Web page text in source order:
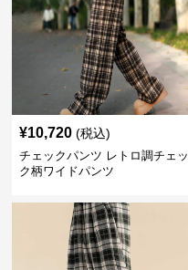
¥10,720 (税込)
チェックパンツ レトロ調チェッ
ク柄ワイドパンツ